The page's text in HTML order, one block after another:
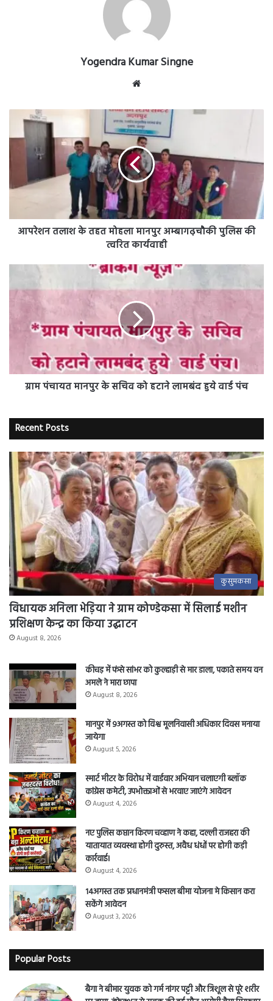
Yogendra Kumar Singne
आपरेशन
तलाश
के
तहत
मानपुर
अम्बागढ़चौकी
की
त्वरित
आपरेशन तलाश के तहत मोहला मानपुर अम्बागढ़चौकी पुलिस की
त्वरित कार्यवाही
मानपुर
सचिव
लामबंद
हुये
ग्राम पंचायत मानपुर के सचिव को हटाने लामबंद हुये वार्ड पंच
Recent Posts
कुसुमकसा
विधायक अनिला भेड़िया ने ग्राम कोण्डेकसा में सिलाई मशीन
प्रशिक्षण केन्द्र का किया उद्घाटन
August 8, 2026
कीचड़ में फंसे सांभर को कुल्हाड़ी से मार डाला, पकाते समय वन
अमले ने मारा छापा
August 8, 2026
मानपुर में 9अगस्त को विश्व मूलनिवासी अधिकार दिवस मनाया
जायेगा
August 5, 2026
स्मार्ट मीटर के विरोध में वार्डवार अभियान चलाएगी ब्लॉक
कांग्रेस कमेटी, उपभोक्ताओं से भरवाए जाएंगे आवेदन
August 4, 2026
नए पुलिस कप्तान किरण चव्हाण ने कहा, दल्ली राजहरा की
यातायात व्यवस्था होगी दुरुस्त, अवैध धंधों पर होगी कड़ी
कार्रवाई।
August 4, 2026
14अगस्त तक प्रधानमंत्री फसल बीमा योजना मे किसान करा
सकेंगे आवेदन
August 3, 2026
Popular Posts
बैगा ने बीमार युवक को गर्म नांगर पट्टी और त्रिशूल से पूरे शरीर